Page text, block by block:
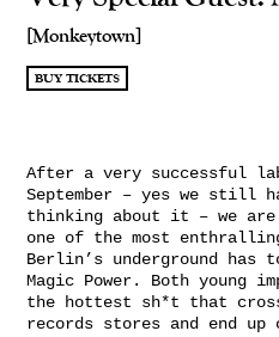
[Monkeytown]
BUY TICKETS
After a very successful
September – yes we still
thinking about it – we are
one of the most
Berlin’s underground has
Magic Power. Both young
the hottest sh*t that
records stores and end